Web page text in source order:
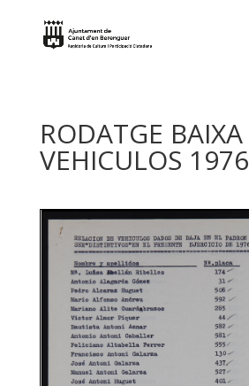
RODATGE BAIXA
VEHICULOS 1976